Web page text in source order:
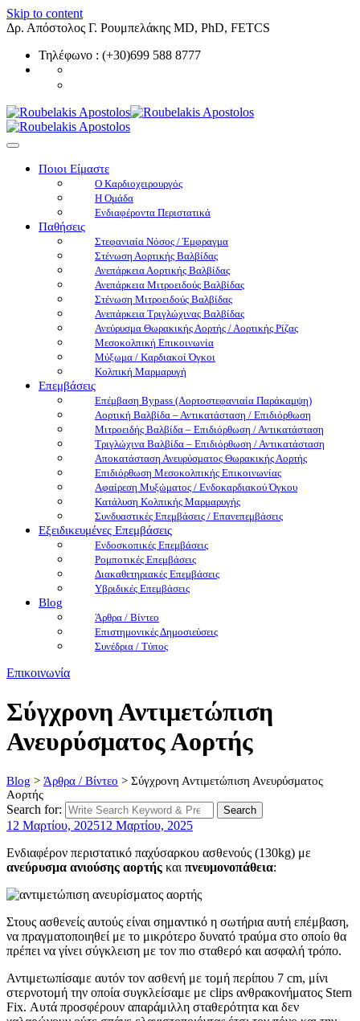
Skip to content
Δρ. Απόστολος Γ. Ρουμπελάκης MD, PhD, FETCS
Τηλέφωνο : (+30)699 588 8777
Ποιοι Είμαστε
O Καρδιοχειρουργός
Η Ομάδα
Ενδιαφέροντα Περιστατικά
Παθήσεις
Στεφανιαία Νόσος / Έμφραγμα
Στένωση Αορτικής Βαλβίδας
Ανεπάρκεια Αορτικής Βαλβίδας
Ανεπάρκεια Μιτροειδούς Βαλβίδας
Στένωση Μιτροειδούς Βαλβίδας
Ανεπάρκεια Τριγλώχινας Βαλβίδας
Ανεύρυσμα Θωρακικής Αορτής / Αορτικής Ρίζας
Μεσοκολπική Επικοινωνία
Μύξωμα / Καρδιακοί Όγκοι
Κολπική Μαρμαρυγή
Επεμβάσεις
Επέμβαση Bypass (Αορτοστεφανιαία Παράκαμψη)
Αορτική Βαλβίδα – Αντικατάσταση / Επιδιόρθωση
Μιτροειδής Βαλβίδα – Επιδιόρθωση / Αντικατάσταση
Τριγλώχινα Βαλβίδα – Επιδιόρθωση / Αντικατάσταση
Αποκατάσταση Ανευρύσματος Θωρακικής Αορτής
Επιδιόρθωση Μεσοκολπικής Επικοινωνίας
Αφαίρεση Μυξώματος / Ενδοκαρδιακού Όγκου
Κατάλυση Κολπικής Μαρμαρυγής
Συνδυαστικές Eπεμβάσεις / Επανεπεμβάσεις
Εξειδικευμένες Επεμβάσεις
Ενδοσκοπικές Επεμβάσεις
Ρομποτικές Επεμβάσεις
Διακαθετηριακές Επεμβάσεις
Υβριδικές Επεμβάσεις
Blog
Άρθρα / Βίντεο
Επιστημονικές Δημοσιεύσεις
Συνέδρια / Τύπος
Επικοινωνία
Σύγχρονη Αντιμετώπιση
Ανευρύσματος Αορτής
Blog > Άρθρα / Βίντεο > Σύγχρονη Αντιμετώπιση Ανευρύσματος
Αορτής
Search for: Search
12 Μαρτίου, 202512 Μαρτίου, 2025
Ενδιαφέρον περιστατικό παχύσαρκου ασθενούς (130kg) με
ανεύρυσμα ανιούσης αορτής και πνευμονοπάθεια:
Στους ασθενείς αυτούς είναι σημαντικό η σωτήρια αυτή επέμβαση,
να πραγματοποιηθεί με το μικρότερο δυνατό τραύμα στο οποίο θα
πρέπει να γίνει σύγκλειση με τον πιο σταθερό και ασφαλή τρόπο.
Αντιμετωπίσαμε αυτόν τον ασθενή με τομή περίπου 7 cm, μίνι
στερνοτομή την οποία συγκλείσαμε με clips ανθρακονήματος Stern
Fix. Αυτά προσφέρουν απαράμιλλη σταθερότητα και δεν